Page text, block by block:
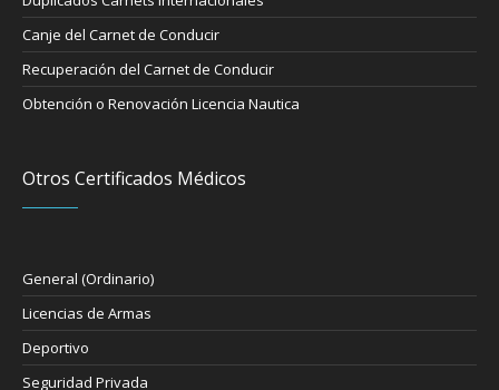
Canje del Carnet de Conducir
Recuperación del Carnet de Conducir
Obtención o Renovación Licencia Nautica
Otros Certificados Médicos
General (Ordinario)
Licencias de Armas
Deportivo
Seguridad Privada